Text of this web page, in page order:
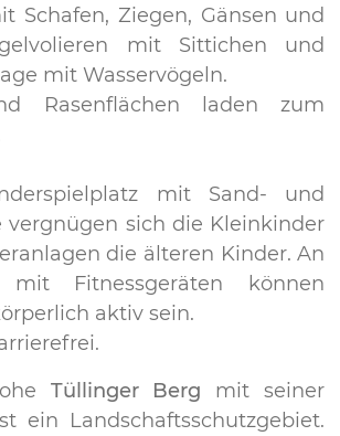
Schafen, Ziegen, Gänsen und
mit Sittichen und
mit Wasservögeln.
Rasenflächen laden zum
mit Sand- und
vergnügen sich die Kleinkinder
die älteren Kinder. An
Fitnessgeräten können
aktiv sein.
Tüllinger Berg mit seiner
ein Landschaftsschutzgebiet.